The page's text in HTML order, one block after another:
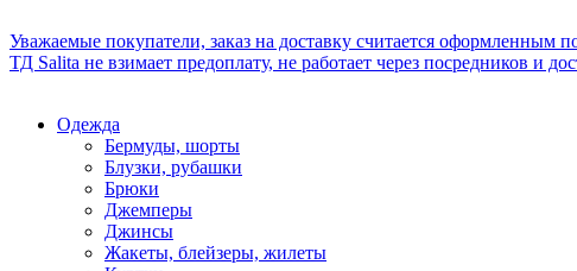
Уважаемые покупатели, заказ на доставку считается оформленным
ТД Salita не взимает предоплату, не работает через посредников и
Одежда
Бермуды, шорты
Блузки, рубашки
Брюки
Джемперы
Джинсы
Жакеты, блейзеры, жилеты